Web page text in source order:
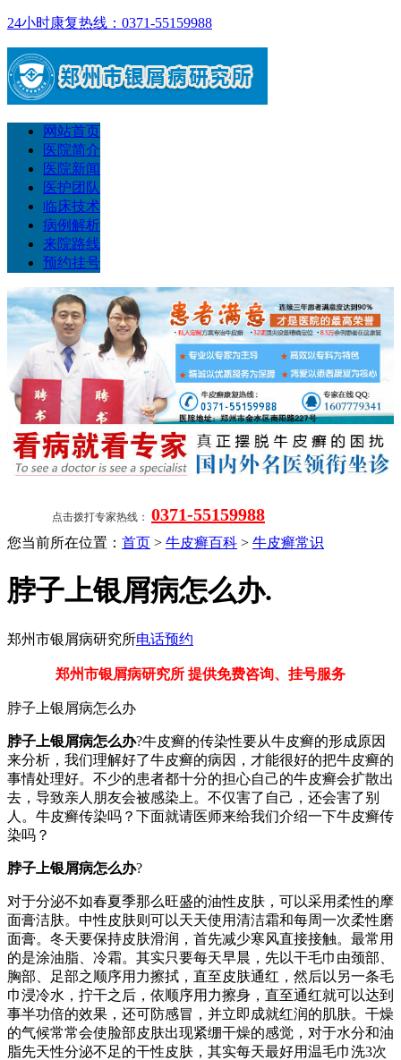
24小时康复热线：0371-55159988
网站首页
医院简介
医院新闻
医护团队
临床技术
病例解析
来院路线
预约挂号
点击拨打专家热线： 0371-55159988
您当前所在位置： 首页 > 牛皮癣百科 > 牛皮癣常识
脖子上银屑病怎么办.
郑州市银屑病研究所电话预约
郑州市银屑病研究所 提供免费咨询、挂号服务
脖子上银屑病怎么办
脖子上银屑病怎么办?牛皮癣的传染性要从牛皮癣的形成原因
来分析，我们理解好了牛皮癣的病因，才能很好的把牛皮癣的
事情处理好。不少的患者都十分的担心自己的牛皮癣会扩散出
去，导致亲人朋友会被感染上。不仅害了自己，还会害了别
人。牛皮癣传染吗？下面就请医师来给我们介绍一下牛皮癣传
染吗？
脖子上银屑病怎么办?
对于分泌不如春夏季那么旺盛的油性皮肤，可以采用柔性的摩
面膏洁肤。中性皮肤则可以天天使用清洁霜和每周一次柔性磨
面膏。冬天要保持皮肤滑润，首先减少寒风直接接触。最常用
的是涂油脂、冷霜。其实只要每天早晨，先以干毛巾由颈部、
胸部、足部之顺序用力擦拭，直至皮肤通红，然后以另一条毛
巾浸冷水，拧干之后，依顺序用力擦身，直至通红就可以达到
事半功倍的效果，还可防感冒，并立即成就红润的肌肤。干燥
的气候常常会使脸部皮肤出现紧绷干燥的感觉，对于水分和油
脂先天性分泌不足的干性皮肤，其实每天最好用温毛巾洗3次